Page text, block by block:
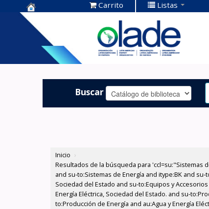
Centro de
Documentación
OLADE -
Carrito Listas
Buscar
Inicio ›
Resultados de la búsqueda para 'ccl=su:"Sistemas
and su-to:Sistemas de Energía and itype:BK and
Sociedad del Estado and su-to:Equipos y
Energía Eléctrica, Sociedad del Estado. and su-
to:Producción de Energía and au:Agua y Energía